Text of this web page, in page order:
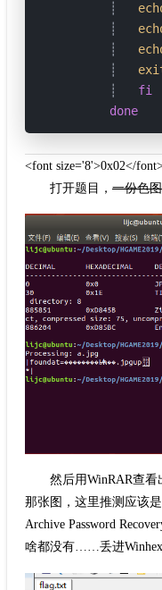
      ┊
      ┊
      ┊
      ┊
      ┊
fi
done
<font size='8'>0x02</
打开题目， 一份色图
然后用WinRAR查看
那张图，这里推测应该
Archive Password
啥都没有……丢进